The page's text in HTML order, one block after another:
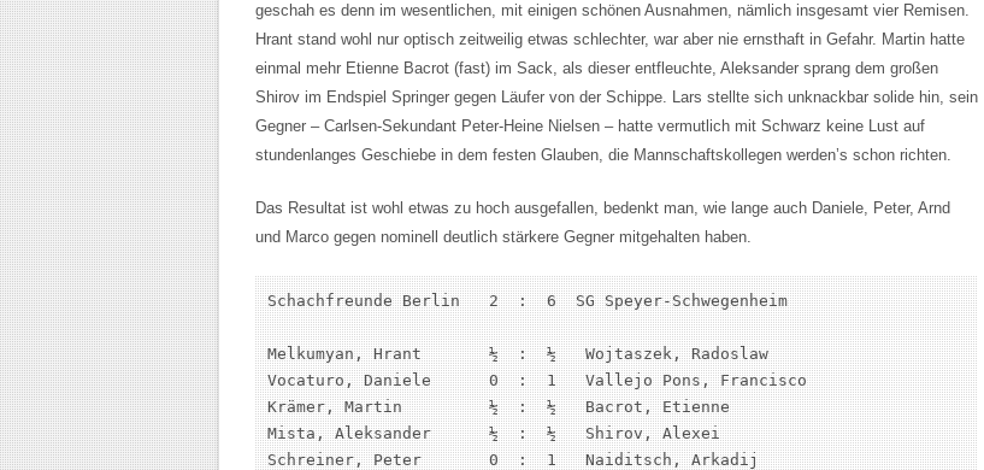
geschah es denn im wesentlichen, mit einigen schönen Ausnahmen, nämlich insgesamt vier Remisen.
Hrant stand wohl nur optisch zeitweilig etwas schlechter, war aber nie ernsthaft in Gefahr. Martin hatte
einmal mehr Etienne Bacrot (fast) im Sack, als dieser entfleuchte, Aleksander sprang dem großen
Shirov im Endspiel Springer gegen Läufer von der Schippe. Lars stellte sich unknackbar solide hin, sein
Gegner – Carlsen-Sekundant Peter-Heine Nielsen – hatte vermutlich mit Schwarz keine Lust auf
stundenlanges Geschiebe in dem festen Glauben, die Mannschaftskollegen werden’s schon richten.
Das Resultat ist wohl etwas zu hoch ausgefallen, bedenkt man, wie lange auch Daniele, Peter, Arnd
und Marco gegen nominell deutlich stärkere Gegner mitgehalten haben.
Schachfreunde Berlin   2  :  6  SG Speyer-Schwegenheim
Melkumyan, Hrant       ½  :  ½   Wojtaszek, Radoslaw
Vocaturo, Daniele      0  :  1   Vallejo Pons, Francisco
Krämer, Martin         ½  :  ½   Bacrot, Etienne
Mista, Aleksander      ½  :  ½   Shirov, Alexei
Schreiner, Peter       0  :  1   Naiditsch, Arkadij